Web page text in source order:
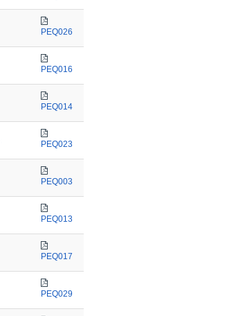
PEQ026
PEQ016
PEQ014
PEQ023
PEQ003
PEQ013
PEQ017
PEQ029